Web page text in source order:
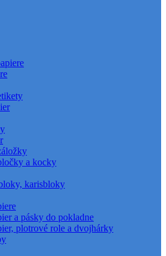
a kocky
karisbloky
a pásky do pokladne
plotrové role a dvojhárky